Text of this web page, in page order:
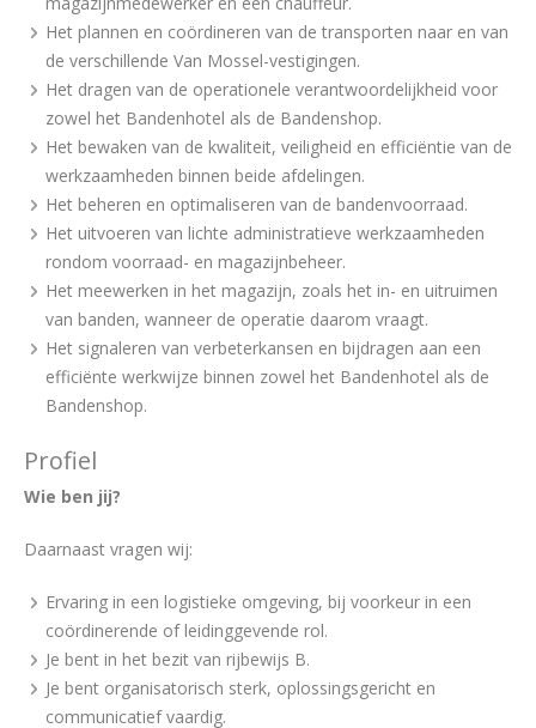
Het plannen en coördineren van de transporten naar en van
de verschillende Van Mossel-vestigingen.
Het dragen van de operationele verantwoordelijkheid voor
zowel het Bandenhotel als de Bandenshop.
Het bewaken van de kwaliteit, veiligheid en efficiëntie van de
werkzaamheden binnen beide afdelingen.
Het beheren en optimaliseren van de bandenvoorraad.
Het uitvoeren van lichte administratieve werkzaamheden
rondom voorraad- en magazijnbeheer.
Het meewerken in het magazijn, zoals het in- en uitruimen
van banden, wanneer de operatie daarom vraagt.
Het signaleren van verbeterkansen en bijdragen aan een
efficiënte werkwijze binnen zowel het Bandenhotel als de
Bandenshop.
Profiel
Wie ben jij?
Daarnaast vragen wij:
Ervaring in een logistieke omgeving, bij voorkeur in een
coördinerende of leidinggevende rol.
Je bent in het bezit van rijbewijs B.
Je bent organisatorisch sterk, oplossingsgericht en
communicatief vaardig.